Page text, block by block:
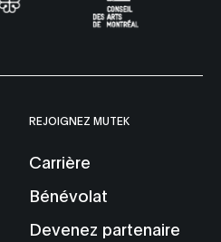
REJOIGNEZ MUTEK
Carrière
Bénévolat
Devenez partenaire